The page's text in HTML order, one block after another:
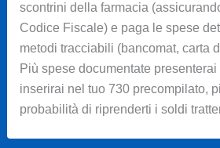
scontrini della farmacia
Codice Fiscale) e paga le spese
metodi tracciabili (bancomat, carta
Più spese documentate
inserirai nel tuo 730 precompilato,
probabilità di riprenderti i soldi